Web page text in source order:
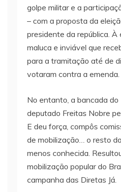
golpe militar e a
– com a proposta da
presidente da república. À
maluca e inviável que
para a tramitação até de
votaram contra a emenda.
No entanto, a bancada
deputado Freitas Nobre
E deu força, compôs
de mobilização… o resto
menos conhecida.
mobilização popular do
campanha das Diretas Já.